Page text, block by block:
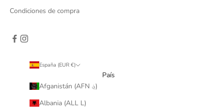
Condiciones de compra
España (EUR €)
País
Afganistán (AFN ؋)
Albania (ALL L)